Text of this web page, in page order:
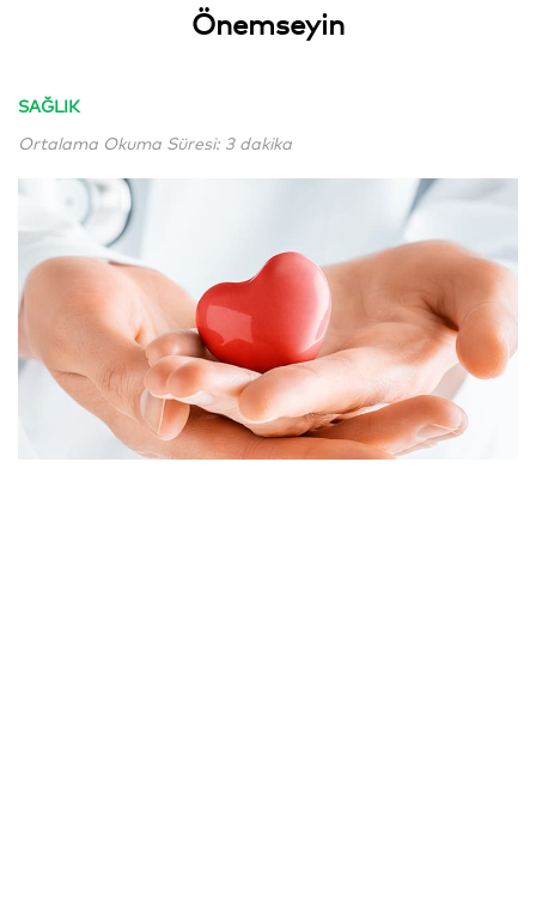
Önemseyin
SAĞLIK
Ortalama Okuma Süresi: 3 dakika